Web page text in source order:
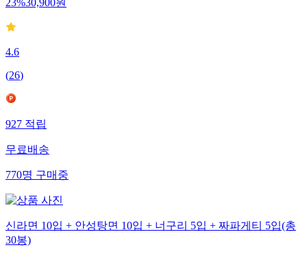
23%30,900원
4.6
(26)
927적립
무료배송
770명구매중
신라면 10입 + 안성탕면 10입 + 너구리 5입 + 짜파게티 5입(총
30봉)